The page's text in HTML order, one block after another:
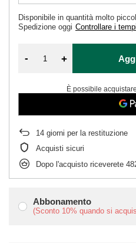
Abbonamento
(Sconto 10% quando si
Disponibile in quantità molto
Spedizione oggi Controllare i
- +
È possibile
14 giorni per la restituzione
Acquisti sicuri
Dopo l'acquisto riceverete